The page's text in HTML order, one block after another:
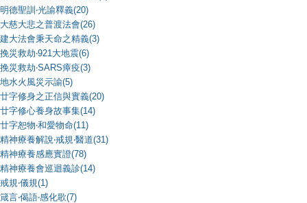
明德聖訓‧光諭釋義(20)
大慈大悲之普渡法會(26)
建大法會秉天命之精義(3)
挽災救劫‧921大地震(6)
挽災救劫‧SARS瘴疫(3)
地水火風災示諭(5)
廿字修身之正信與實義(20)
廿字修心養身故事集(14)
廿字恕物‧和愛物命(11)
精神療養解說‧戒規‧醫道(31)
精神療養感應實證(78)
精神療養會巡迴義診(14)
戒規‧儀規(1)
箴言‧偈語‧感化歌(7)